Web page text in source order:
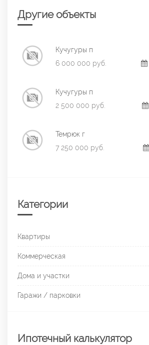
Другие объекты
Кучугуры п
6 000 000 руб.
Кучугуры п
2 500 000 руб.
Темрюк г
7 250 000 руб.
Категории
Квартиры
Коммерческая
Дома и участки
Гаражи / парковки
Ипотечный калькулятор